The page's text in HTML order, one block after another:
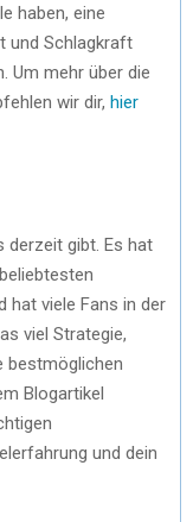
haben, eine
und Schlagkraft
Um mehr über die
wir dir, hier
derzeit gibt. Es hat
hat viele Fans in der
viel Strategie,
bestmöglichen
Blogartikel
und dein